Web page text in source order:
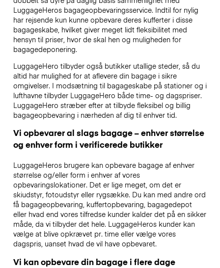
LuggageHeros bagageopbevaringsservice. Indtil for nylig
har rejsende kun kunne opbevare deres kufferter i disse
bagageskabe, hvilket giver meget lidt fleksibilitet med
hensyn til priser, hvor de skal hen og muligheden for
bagagedeponering.
LuggageHero tilbyder også butikker utallige steder, så du
altid har mulighed for at aflevere din bagage i sikre
omgivelser. I modsætning til bagageskabe på stationer og i
lufthavne tilbyder LuggageHero både time- og dagspriser.
LuggageHero stræber efter at tilbyde fleksibel og billig
bagageopbevaring i nærheden af dig til enhver tid.
Vi opbevarer al slags bagage – enhver størrelse
og enhver form i verificerede butikker
LuggageHeros brugere kan opbevare bagage af enhver
størrelse og/eller form i enhver af vores
opbevaringslokationer. Det er lige meget, om det er
skiudstyr, fotoudstyr eller rygsække. Du kan med andre ord
få bagageopbevaring, kuffertopbevaring, bagagedepot
eller hvad end vores tilfredse kunder kalder det på en sikker
måde, da vi tilbyder det hele. LuggageHeros kunder kan
vælge at blive opkrævet pr. time eller vælge vores
dagspris, uanset hvad de vil have opbevaret.
Vi kan opbevare din bagage i flere dage